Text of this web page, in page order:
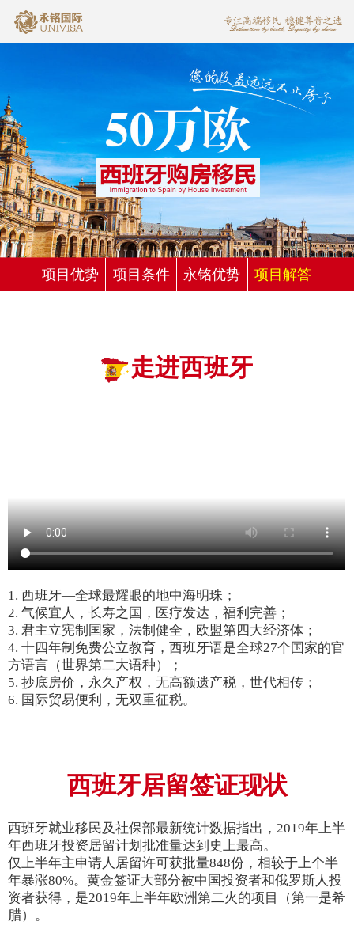
项目优势 项目条件 永铭优势 项目解答
走进西班牙
1. 西班牙—全球最耀眼的地中海明珠；
2. 气候宜人，长寿之国，医疗发达，福利完善；
3. 君主立宪制国家，法制健全，欧盟第四大经济体；
4. 十四年制免费公立教育，西班牙语是全球27个国家的官
方语言（世界第二大语种）；
5. 抄底房价，永久产权，无高额遗产税，世代相传；
6. 国际贸易便利，无双重征税。
西班牙居留签证现状
西班牙就业移民及社保部最新统计数据指出，2019年上半
年西班牙投资居留计划批准量达到史上最高。
仅上半年主申请人居留许可获批量848份，相较于上个半
年暴涨80%。黄金签证大部分被中国投资者和俄罗斯人投
资者获得，是2019年上半年欧洲第二火的项目（第一是希
腊）。